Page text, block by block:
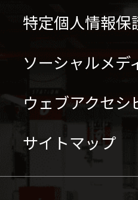
特定個人情報保
ソーシャルメデ
ウェブアクセシ
サイトマップ